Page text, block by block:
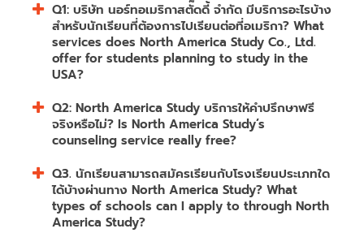
Q1: บริษัท นอร์ทอเมริกาสตั๊ดดี้ จำกัด มีบริการอะไรบ้าง
สำหรับนักเรียนที่ต้องการไปเรียนต่อที่อเมริกา? What
services does North America Study Co., Ltd.
offer for students planning to study in the
USA?
Q2: North America Study บริการให้คำปรึกษาฟรี
จริงหรือไม่? Is North America Study’s
counseling service really free?
Q3. นักเรียนสามารถสมัครเรียนกับโรงเรียนประเภทใด
ได้บ้างผ่านทาง North America Study? What
types of schools can I apply to through North
America Study?